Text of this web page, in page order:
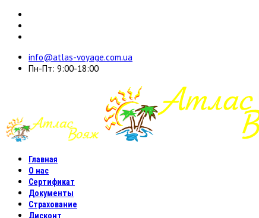
info@atlas-voyage.com.ua
Пн-Пт: 9:00-18:00
Главная
О нас
Сертификат
Документы
Страхование
Дисконт